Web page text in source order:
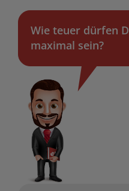
Wie teuer dürfen
maximal sein?